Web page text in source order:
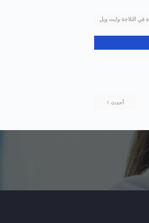
في الثلاجة وايت ويل
أحدث